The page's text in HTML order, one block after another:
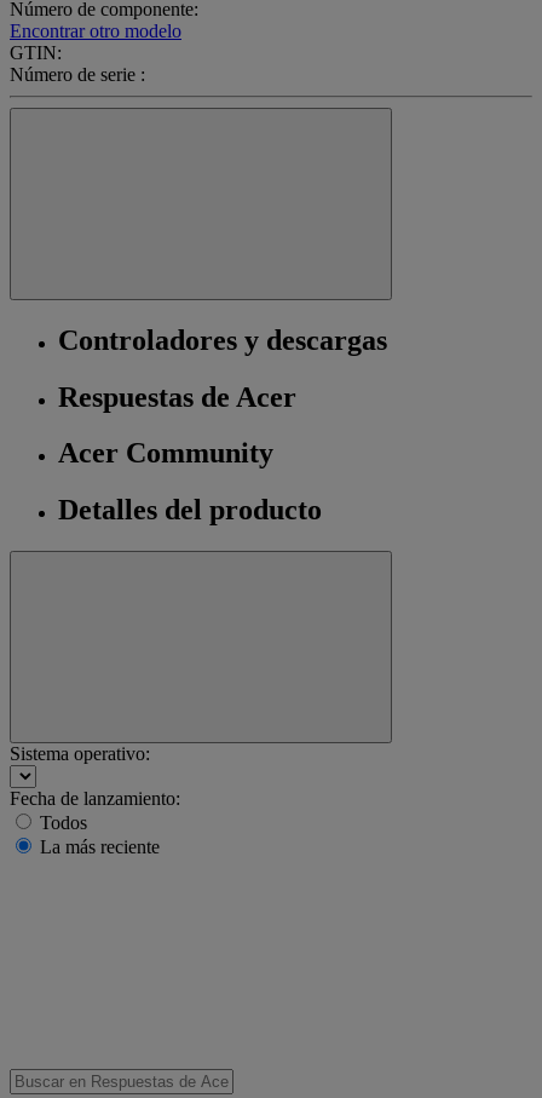
Número de componente:
Encontrar otro modelo
GTIN:
Número de serie :
Controladores y descargas
Respuestas de Acer
Acer Community
Detalles del producto
Sistema operativo:
Fecha de lanzamiento:
Todos
La más reciente